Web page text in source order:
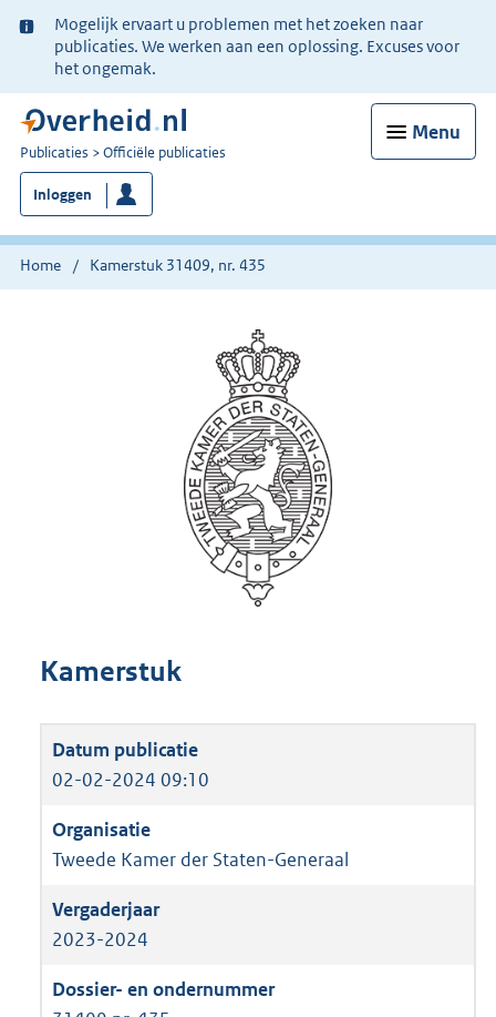
Ter
informatie:
Mogelijk ervaart u problemen met het zoeken naar
publicaties. We werken aan een oplossing. Excuses voor
het ongemak.
Menu
U
bent
nu
hier:
Publicaties Officiële publicaties
Inloggen
Home Kamerstuk 31409, nr. 435
Kamerstuk
02-02-2024 09:10
Tweede Kamer der Staten-Generaal
2023-2024